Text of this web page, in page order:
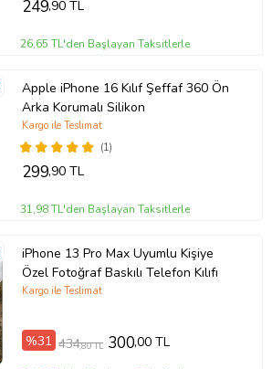
249,90 TL
26,65 TL'den Başlayan Taksitlerle
Apple iPhone 16 Kılıf Şeffaf 360 Ön
Arka Korumalı Silikon
(1)
Kargo ile Teslimat
299,90 TL
31,98 TL'den Başlayan Taksitlerle
iPhone 13 Pro Max Uyumlu Kişiye
Özel Fotoğraf Baskılı Telefon Kılıfı
Kargo ile Teslimat
%31 434,80 TL 300,00 TL